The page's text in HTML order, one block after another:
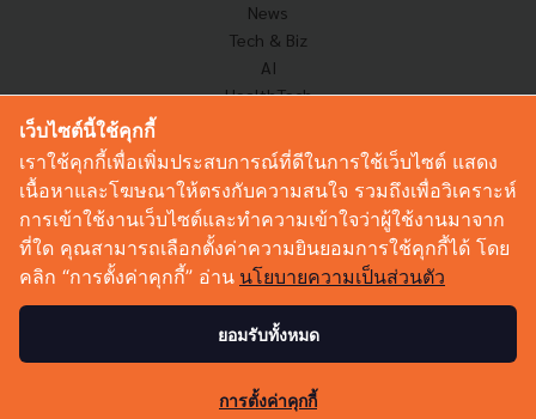
News
Tech & Biz
AI
HealthTech
Corp Innov
Saucy Thoughts
Sustainable
Videos
Podcast
© Copyright 2026 :Techsauce All rights reserved.
เว็บไซต์นี้ใช้คุกกี้
เราใช้คุกกี้เพื่อเพิ่มประสบการณ์ที่ดีในการใช้เว็บไซต์ แสดง
เนื้อหาและโฆษณาให้ตรงกับความสนใจ รวมถึงเพื่อวิเคราะห์
การเข้าใช้งานเว็บไซต์และทำความเข้าใจว่าผู้ใช้งานมาจาก
ที่ใด คุณสามารถเลือกตั้งค่าความยินยอมการใช้คุกกี้ได้ โดย
คลิก “การตั้งค่าคุกกี้” อ่าน นโยบายความเป็นส่วนตัว
ยอมรับทั้งหมด
การตั้งค่าคุกกี้